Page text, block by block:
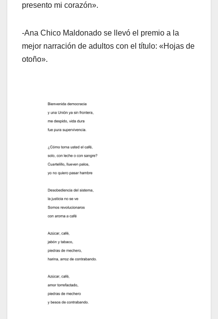
presento mi corazón».
-Ana Chico Maldonado se llevó el premio a la
mejor narración de adultos con el título: «Hojas de
otoño».